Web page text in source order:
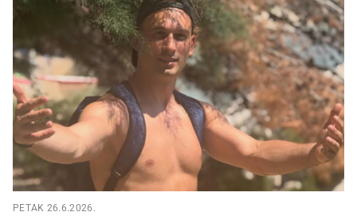
PETAK 26.6.2026.